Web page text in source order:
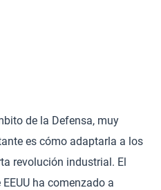
de la Defensa, muy
es cómo adaptarla a los
revolución industrial. El
ha comenzado a